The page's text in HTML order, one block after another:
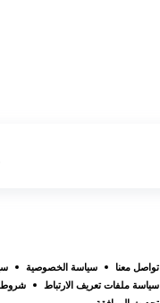
تواصل معنا سياسة الخصوصية
سياسة ملفات تعريف الارتباط
شروط